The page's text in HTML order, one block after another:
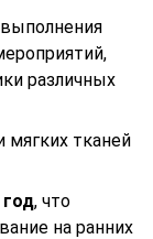
различных
мягких тканей
, что
на ранних